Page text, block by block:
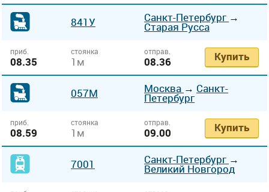
841У Санкт-Петербург →
Старая Русса
приб.
08.35
стоянка
1м
отправ.
08.36 Купить
057М Москва → Санкт-
Петербург
приб.
08.59
стоянка
1м
отправ.
09.00 Купить
7001 Санкт-Петербург →
Великий Новгород